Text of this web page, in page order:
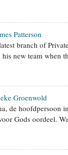
Patterson
branch of
new team when
Groenwold
de hoofdpersoon
Gods oordeel.